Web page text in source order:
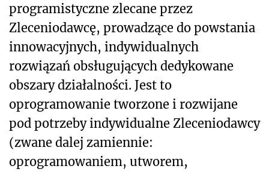
programistyczne zlecane przez
Zleceniodawcę, prowadzące do powstania
innowacyjnych, indywidualnych
rozwiązań obsługujących dedykowane
obszary działalności. Jest to
oprogramowanie tworzone i rozwijane
pod potrzeby indywidualne Zleceniodawcy
(zwane dalej zamiennie:
oprogramowaniem, utworem,